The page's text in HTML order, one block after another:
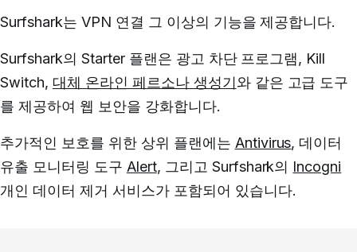
Surfshark는 VPN 연결 그 이상의 기능을 제공합니다.
Surfshark의 Starter 플랜은 광고 차단 프로그램, Kill
Switch, 대체 온라인 페르소나 생성기와 같은 고급 도구
를 제공하여 웹 보안을 강화합니다.
추가적인 보호를 위한 상위 플랜에는 Antivirus, 데이터
유출 모니터링 도구 Alert, 그리고 Surfshark의 Incogni
개인 데이터 제거 서비스가 포함되어 있습니다.